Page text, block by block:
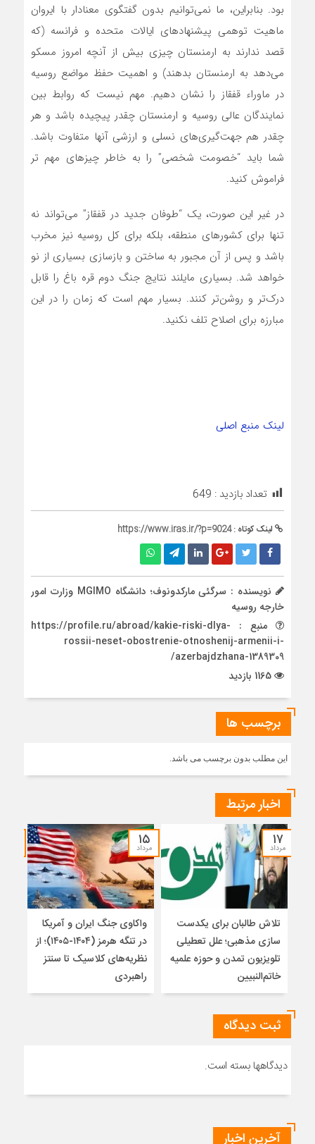
بود. بنابراین، ما نمی‌توانیم بدون گفتگوی معنادار با ایروان
ماهیت توهمی پیشنهادهای ایالات متحده و فرانسه (که
قصد ندارند به ارمنستان چیزی بیش از آنچه امروز مسکو
می‌دهد به ارمنستان بدهند) و اهمیت حفظ مواضع روسیه
در ماوراء قفقاز را نشان دهیم. مهم نیست که روابط بین
نمایندگان عالی روسیه و ارمنستان چقدر پیچیده باشد و هر
چقدر هم جهت‌گیری‌های نسلی و ارزشی آنها متفاوت باشد.
شما باید “خصومت شخصی” را به خاطر چیزهای مهم تر
فراموش کنید.
در غیر این صورت، یک “طوفان جدید در قفقاز”‌ می‌تواند نه
تنها برای کشورهای منطقه، بلکه برای کل روسیه نیز مخرب
باشد و پس از آن مجبور به ساختن و بازسازی بسیاری از نو
خواهد شد. بسیاری مایلند نتایج جنگ دوم قره باغ را قابل
درک‌تر و روشن‌تر کنند. بسیار مهم است که زمان را در این
مبارزه برای اصلاح تلف نکنید.
لینک منبع اصلی
تعداد بازدید : 649
لینک کوتاه :https://www.iras.ir/?p=9024
نویسنده : سرگئی مارکدونوف؛ دانشگاه MGIMO وزارت امور
خارجه روسیه
منبع : https://profile.ru/abroad/kakie-riski-dlya-
rossii-neset-obostrenie-otnoshenij-armenii-i-
azerbajdzhana-1389309/
برچسب ها
این مطلب بدون برچسب می باشد.
اخبار مرتبط
۱۷
مرداد
تلاش طالبان برای یکدست
سازی مذهبی؛ علل تعطیلی
تلویزیون تمدن و حوزه علمیه
خاتم‌النبیین
۱۵
مرداد
واکاوی جنگ ایران و آمریکا
در تنگه هرمز (۱۴۰۴-۱۴۰۵)؛ از
نظریه‌های کلاسیک تا سنتز
راهبردی
ثبت دیدگاه
دیدگاهها بسته است.
آخرین اخبار